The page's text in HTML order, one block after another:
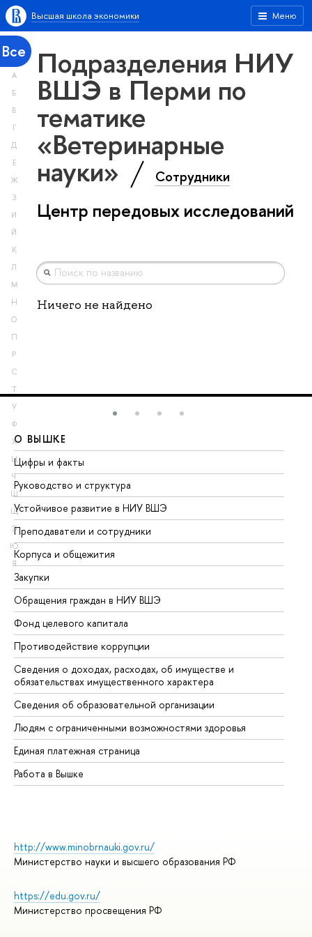
Меню
Высшая школа экономики
Все
А
Б
В
Г
Д
Е
Ж
З
И
Й
К
Л
М
Н
О
П
Р
С
Т
У
Ф
Х
Ц
Ч
Ш
Щ
Э
Ю
Я
Подразделения НИУ
ВШЭ в Перми по
тематике
«Ветеринарные
науки» Сотрудники
Центр передовых исследований
Ничего не найдено
О ВЫШКЕ
Цифры и факты
Руководство и структура
Устойчивое развитие в НИУ ВШЭ
Преподаватели и сотрудники
Корпуса и общежития
Закупки
Обращения граждан в НИУ ВШЭ
Фонд целевого капитала
Противодействие коррупции
Сведения о доходах, расходах, об имуществе и
обязательствах имущественного характера
Сведения об образовательной организации
Людям с ограниченными возможностями здоровья
Единая платежная страница
Работа в Вышке
http://www.minobrnauki.gov.ru/
Министерство науки и высшего образования РФ
https://edu.gov.ru/
Министерство просвещения РФ